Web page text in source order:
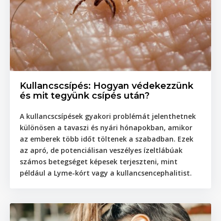
Kullancscsípés: Hogyan védekezzünk
és mit tegyünk csípés után?
A kullancscsípések gyakori problémát jelenthetnek
különösen a tavaszi és nyári hónapokban, amikor
az emberek több időt töltenek a szabadban. Ezek
az apró, de potenciálisan veszélyes ízeltlábúak
számos betegséget képesek terjeszteni, mint
például a Lyme-kórt vagy a kullancsencephalitist.